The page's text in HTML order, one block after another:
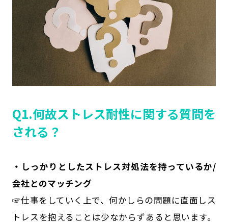
Q1.何故ストレス耐性に関する質問を
される？
・しっかりとしたストレス対処法を持っているか/
会社とのマッチング
☞仕事をしていく上で、何かしらの問題に直面しス
トレスを抱えることは少なからずあると思います。